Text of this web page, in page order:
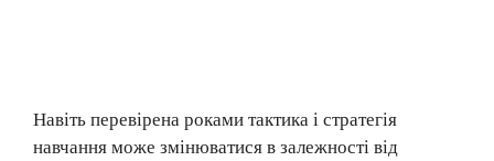
Навіть перевірена роками тактика і стратегія
навчання може змінюватися в залежності від